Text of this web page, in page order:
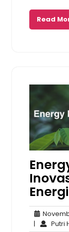
Read
| Putri